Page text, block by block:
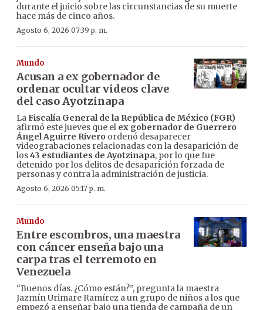
durante el juicio sobre las circunstancias de su muerte
hace más de cinco años.
Agosto 6, 2026 07:39 p. m.
Mundo
Acusan a ex gobernador de
ordenar ocultar videos clave
del caso Ayotzinapa
LaFiscalía General de la República de México (FGR)
afirmó este jueves que el ex gobernador de Guerrero
Ángel Aguirre Rivero ordenó desaparecer
videograbaciones relacionadas con la desaparición de
los43 estudiantes de Ayotzinapa, por lo que fue
detenido por los delitos de desaparición forzada de
personas y contra la administración de justicia.
Agosto 6, 2026 05:17 p. m.
Mundo
Entre escombros, una maestra
con cáncer enseña bajo una
carpa tras el terremoto en
Venezuela
“Buenos días. ¿Cómo están?”, pregunta la maestra
Jazmín Urimare Ramírez a un grupo de niños a los que
empezó a enseñar bajo una tienda de campaña de un